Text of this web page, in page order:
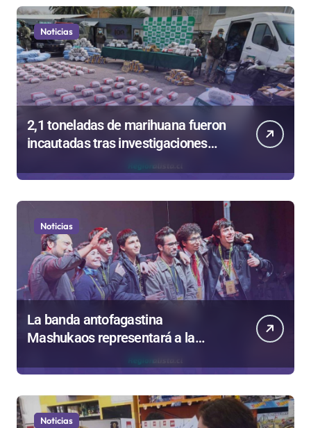
Noticias
2,1 toneladas de marihuana fueron
incautadas tras investigaciones
Noticias
La banda antofagastina
Mashukaos representará a la
de Valparaíso
Noticias